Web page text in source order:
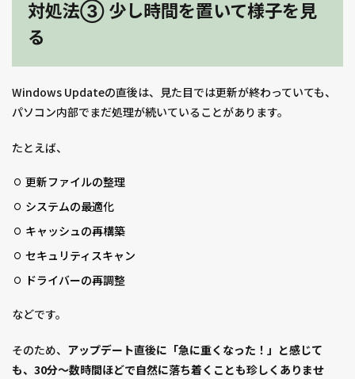
対処法③ 少し時間を置いて様子を見
る
Windows Updateの直後は、見た目では更新が終わっていても、
パソコン内部でまだ処理が続いていることがあります。
たとえば、
更新ファイルの整理
システムの最適化
キャッシュの再構築
セキュリティスキャン
ドライバーの再調整
などです。
そのため、 アップデート直後に「急に重くなった！」と感じて
も、30分〜数時間ほどで自然に落ち着くことも珍しくありませ